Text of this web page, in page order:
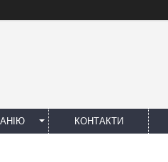
КОНТАКТИ